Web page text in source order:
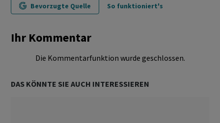
Bevorzugte Quelle So funktioniert's
Ihr Kommentar
Die Kommentarfunktion wurde geschlossen.
DAS KÖNNTE SIE AUCH INTERESSIEREN